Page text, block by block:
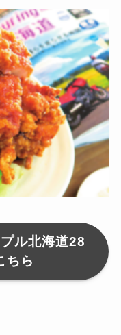
ル北海道28
ちら